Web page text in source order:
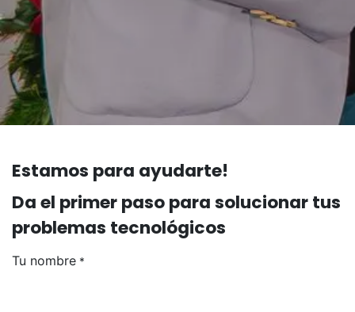
Estamos para ayudarte!
Da el primer paso para solucionar tus
problemas tecnológicos
Tu nombre *